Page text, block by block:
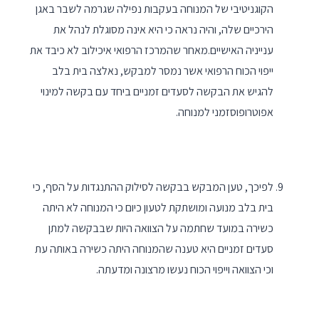
הקוגניטיבי של המנוחה בעקבות נפילה שגרמה לשבר באגן
הירכיים שלה, והיה נראה כי היא אינה מסוגלת לנהל את
ענייניה האישיים.מאחר שהמרכז הרפואי איכילוב לא כיבד את
ייפוי הכוח הרפואי אשר נמסר למבקש, נאלצה בית בלב
להגיש את הבקשה לסעדים זמניים ביחד עם בקשה למינוי
אפוטרופוסזמני למנוחה.
לפיכך, טען המבקש בבקשה לסילוק ההתנגדות על הסף, כי
בית בלב מנועה ומושתקת לטעון כיום כי המנוחה לא היתה
כשירה במועד שחתמה על הצוואה היות שבבקשה למתן
סעדים זמניים היא טענה שהמנוחה היתה כשירה באותה עת
וכי הצוואה וייפוי הכוח נעשו מרצונה ומדעתה.